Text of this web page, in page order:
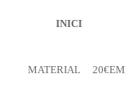
INICI
MATERIAL 20€